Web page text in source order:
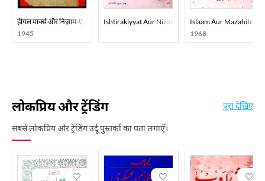
हीगल मार्क्स और निज़ाम-ए-इस्लाम
1945
Ishtirakiyyat Aur Nizam-E-IslamIslaam Aur Mazahib-E-
1968
लोकप्रिय और ट्रेंडिंग
सबसे लोकप्रिय और ट्रेंडिंग उर्दू पुस्तकों का पता लगाएँ।
पूरा देखिए